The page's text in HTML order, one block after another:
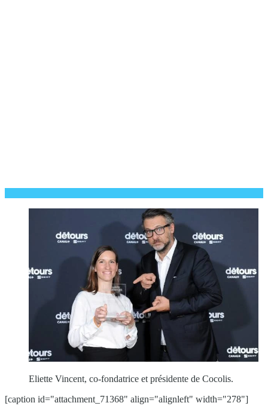
Eliette Vincent, co-fondatrice et présidente de Cocolis.
[caption id="attachment_71368" align="alignleft" width="278"]